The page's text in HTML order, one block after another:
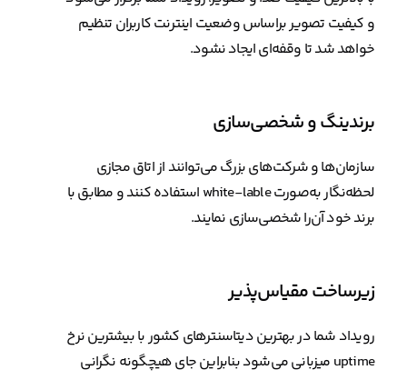
و کیفیت تصویر براساس وضعیت اینترنت کاربران تنظیم
خواهد شد تا وقفه‌ای ایجاد نشود.
برندینگ و شخصی‌سازی
سازمان‌ها و شرکت‌های بزرگ می‌توانند از اتاق مجازی
لحظه‌نگار به‌صورت white-lable استفاده کنند و مطابق با
برند خود آن‌را شخصی‌سازی نمایند.
زیرساخت مقیاس‌پذیر
رویداد شما در بهترین دیتاسنترهای کشور با بیشترین نرخ
uptime میزبانی می‌شود بنابراین جای هیچگونه نگرانی